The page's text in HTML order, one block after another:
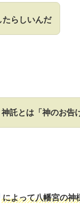
たらしいんだ
神託とは「神のお告
によって八幡宮の神